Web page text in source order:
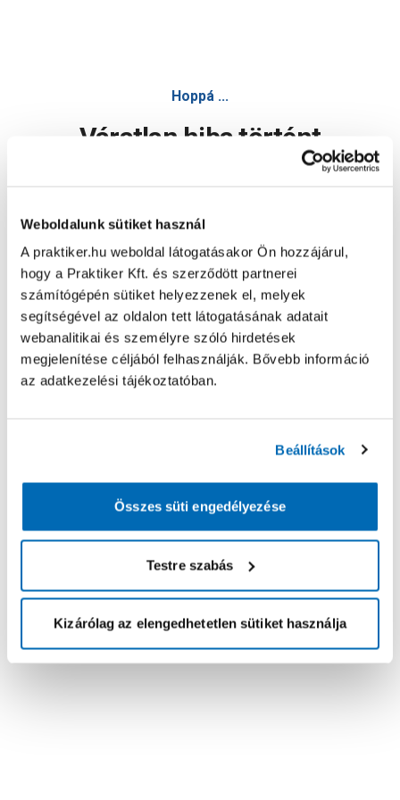
Weboldalunk sütiket használ
A praktiker.hu weboldal látogatásakor Ön hozzájárul,
hogy a Praktiker Kft. és szerződött partnerei
számítógépén sütiket helyezzenek el, melyek
segítségével az oldalon tett látogatásának adatait
webanalitikai és személyre szóló hirdetések
megjelenítése céljából felhasználják. Bővebb információ
az adatkezelési tájékoztatóban.
Beállítások
Összes süti engedélyezése
Testre szabás
Kizárólag az elengedhetetlen sütiket használja
Hoppá ...
Váratlan hiba történt
Oldal újratöltése